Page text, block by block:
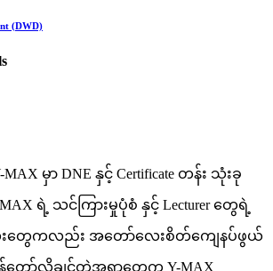
(DWD)
မှာ DNE နှင့် Certificate တန်း သုံးခု
ရဲ့ သင်ကြားမှုပုံစံ နှင့် Lecturer တွေရဲ့
းတွေကလည်း အတော်လေးစိတ်ကျေနပ်ဖွယ်
န်တော်လိုချင်တဲ့အရာတွေက Y-MAX